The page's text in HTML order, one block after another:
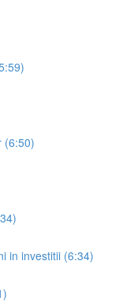
(6:50)
in investitii (6:34)